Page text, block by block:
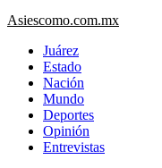
primario
Asiescomo.com.mx
Juárez
Estado
Nación
Mundo
Deportes
Opinión
Entrevistas